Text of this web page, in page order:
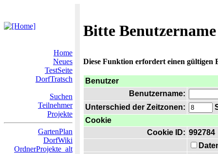
Bitte
Home
Neues
TestSeite
DorfTratsch
Suchen
Teilnehmer
Projekte
GartenPlan
DorfWiki
OrdnerProjekte_alt
Diese Funktion erfordert einen gültigen
Benutzer
Benutzername:
Unterschied der Zeitzonen:
Cookie
Cookie ID: 992784